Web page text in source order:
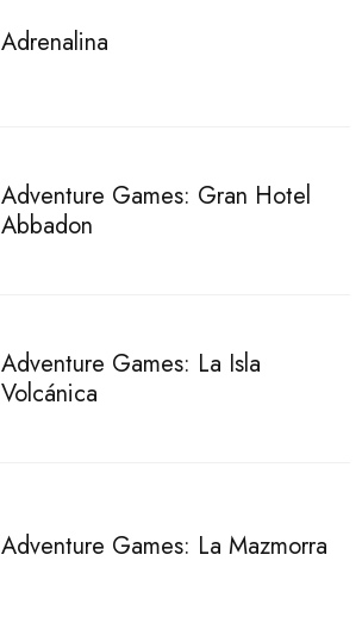
Adrenalina
Adventure Games: Gran Hotel
Abbadon
Adventure Games: La Isla
Volcánica
Adventure Games: La Mazmorra